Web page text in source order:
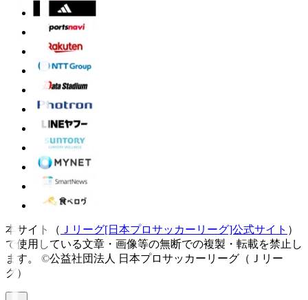
本サイト（ Ｊリーグ[日本プロサッカーリーグ]公式サイト ）
で使用している文章・画像等の無断での複製・転載を禁止し
ます。
©公益社団法人 日本プロサッカーリーグ（Ｊリー
グ）